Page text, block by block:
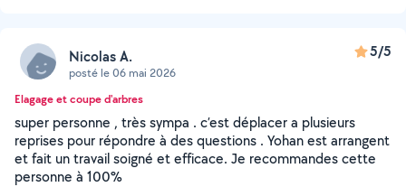
Nicolas A.
posté le 06 mai 2026
5/5
Elagage et coupe d'arbres
super personne , très sympa . c’est déplacer a plusieurs
reprises pour répondre à des questions . Yohan est arrangent
et fait un travail soigné et efficace. Je recommandes cette
personne à 100%